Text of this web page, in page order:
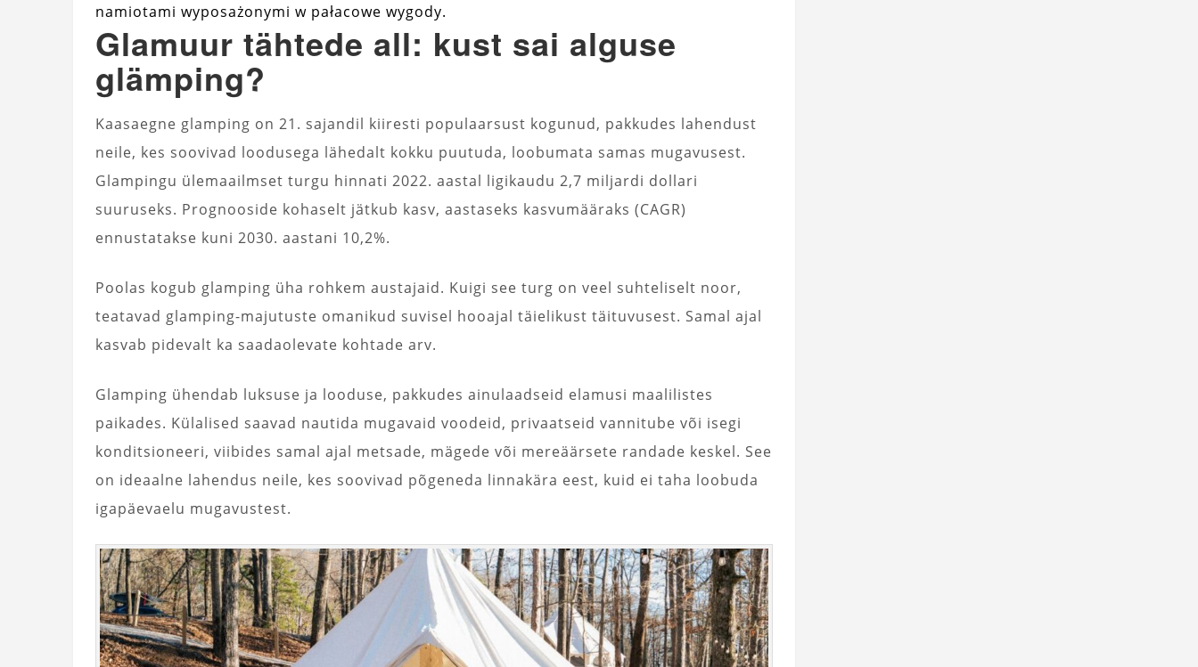
namiotami wyposażonymi w pałacowe wygody.
Glamuur tähtede all: kust sai alguse
glämping?
Kaasaegne glamping on 21. sajandil kiiresti populaarsust kogunud, pakkudes lahendust
neile, kes soovivad loodusega lähedalt kokku puutuda, loobumata samas mugavusest.
Glampingu ülemaailmset turgu hinnati 2022. aastal ligikaudu 2,7 miljardi dollari
suuruseks. Prognooside kohaselt jätkub kasv, aastaseks kasvumääraks (CAGR)
ennustatakse kuni 2030. aastani 10,2%.
Poolas kogub glamping üha rohkem austajaid. Kuigi see turg on veel suhteliselt noor,
teatavad glamping-majutuste omanikud suvisel hooajal täielikust täituvusest. Samal ajal
kasvab pidevalt ka saadaolevate kohtade arv.
Glamping ühendab luksuse ja looduse, pakkudes ainulaadseid elamusi maalilistes
paikades. Külalised saavad nautida mugavaid voodeid, privaatseid vannitube või isegi
konditsioneeri, viibides samal ajal metsade, mägede või mereäärsete randade keskel. See
on ideaalne lahendus neile, kes soovivad põgeneda linnakära eest, kuid ei taha loobuda
igapäevaelu mugavustest.